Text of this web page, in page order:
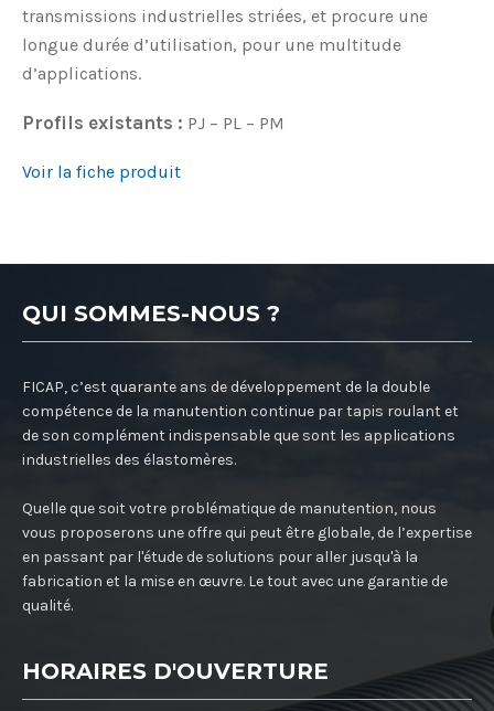
transmissions industrielles striées, et procure une
longue durée d’utilisation, pour une multitude
d’applications.
Profils existants : PJ – PL – PM
Voir la fiche produit
QUI SOMMES-NOUS ?
FICAP, c’est quarante ans de développement de la double
compétence de la manutention continue par tapis roulant et
de son complément indispensable que sont les applications
industrielles des élastomères.
Quelle que soit votre problématique de manutention, nous
vous proposerons une offre qui peut être globale, de l’expertise
en passant par l'étude de solutions pour aller jusqu'à la
fabrication et la mise en œuvre. Le tout avec une garantie de
qualité.
HORAIRES D'OUVERTURE